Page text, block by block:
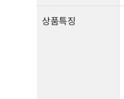
상품특징